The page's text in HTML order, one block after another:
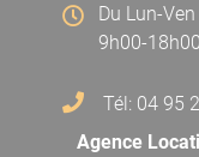
Du Lun-Ven
9h00-18h00
Tél: 04 95
Agence